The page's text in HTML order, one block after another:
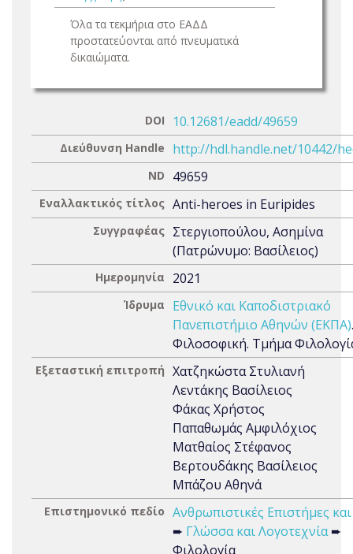
Όλα τα τεκμήρια στο ΕΑΔΔ
προστατεύονται από πνευματικά
δικαιώματα.
DOI 10.12681/eadd/49659
Διεύθυνση Handle http://hdl.handle.net/10442/
ND 49659
Εναλλακτικός τίτλος Anti-heroes in Euripides
Συγγραφέας Στεργιοπούλου, Ασημίνα
(Πατρώνυμο: Βασίλειος)
Ημερομηνία 2021
Ίδρυμα
Εθνικό και Καποδιστριακό
Πανεπιστήμιο Αθηνών (ΕΚΠΑ)
Φιλοσοφική. Τμήμα
Εξεταστική επιτροπή Χατζηκώστα Στυλιανή
Λεντάκης Βασίλειος
Φάκας Χρήστος
Παπαθωμάς Αμφιλόχιος
Ματθαίος Στέφανος
Βερτουδάκης Βασίλειος
Μπάζου Αθηνά
Επιστημονικό πεδίο Ανθρωπιστικές Επιστήμες
➨ Γλώσσα και Λογοτεχνία➨
Φιλολογία